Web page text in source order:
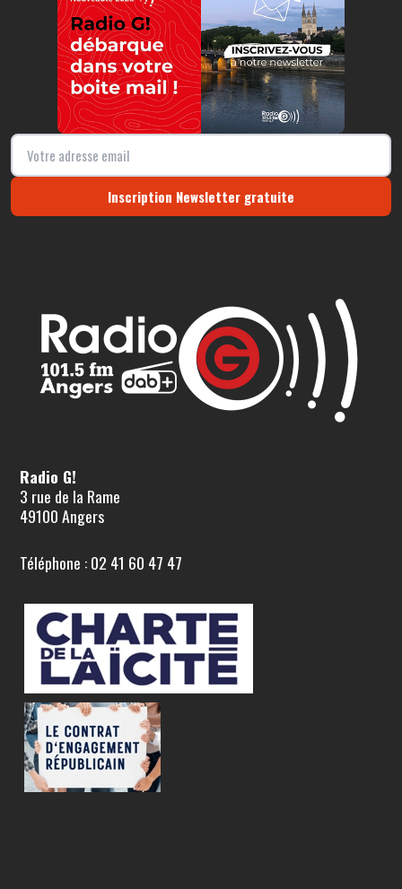
Inscription Newsletter gratuite
Radio G!
3 rue de la Rame
49100 Angers
Téléphone : 02 41 60 47 47